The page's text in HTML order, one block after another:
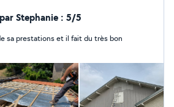
de toiture avec ou sans
Stephanie : 5/5
sa prestations et il fait du très bon